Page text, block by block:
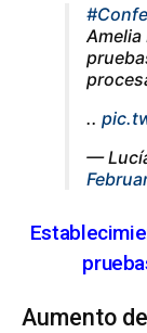
..
—
Aumento